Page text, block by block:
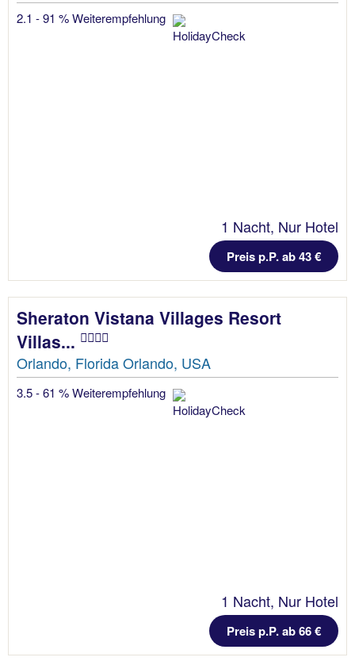
2.1 - 91 % Weiterempfehlung
1 Nacht, Nur Hotel
Preis p.P. ab 43 €
Sheraton Vistana Villages Resort
Villas...
Orlando, Florida Orlando, USA
3.5 - 61 % Weiterempfehlung
1 Nacht, Nur Hotel
Preis p.P. ab 66 €